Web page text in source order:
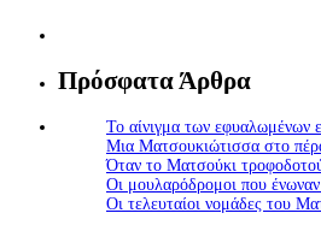
Πρόσφατα Άρθρα
Το αίνιγμα των εφυαλωμένων
Μια Ματσουκιώτισσα στο
Όταν το Ματσούκι
Οι μουλαρόδρομοι που
Οι τελευταίοι νομάδες του